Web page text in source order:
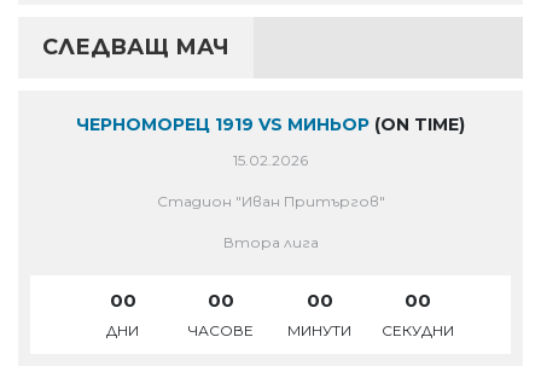
СЛЕДВАЩ МАЧ
ЧЕРНОМОРЕЦ 1919 VS МИНЬОР (ON TIME)
15.02.2026
Стадион "Иван Притъргов"
Втора лига
00
ДНИ
00
ЧАСОВЕ
00
МИНУТИ
00
СЕКУДНИ